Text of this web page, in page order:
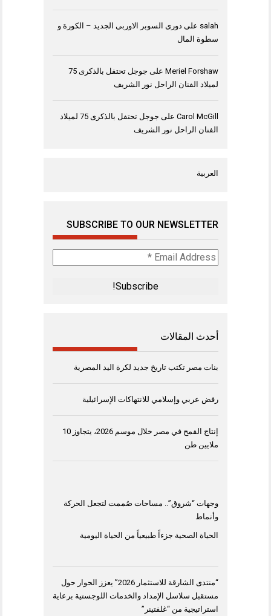
salah على دورى السوبر الاوربى الجديد – الكورة و
سطوة المال
Meriel Forshaw على
جوجل تحتفل بالذكرى 75
لميلاد الفنان الراحل نور الشريف
Carol McGill على
جوجل تحتفل بالذكرى 75 لميلاد
الفنان الراحل نور الشريف
العربية
SUBSCRIBE TO OUR NEWSLETTER
Email
Address
أحدث المقالات
بنات مصر تكتب تاريخ جديد لكرة اليد المصرية
رفض عربي وإسلامي للانتهاكات الإسرائيلية
إنتاج القمح في مصر خلال موسم 2026، يتجاوز 10
ملايين طن
وجهات “شروق”.. مساحات صُممت لتجعل الحركة
وأنماط
الحياة الصحية جزءاً طبيعياً من الحياة اليومية
“منتدى الشارقة للاستثمار 2026” يعزز الحوار حول
مستقبل سلاسل الإمداد والخدمات اللوجستية برعاية
استراتيجية من “غلفتينر”